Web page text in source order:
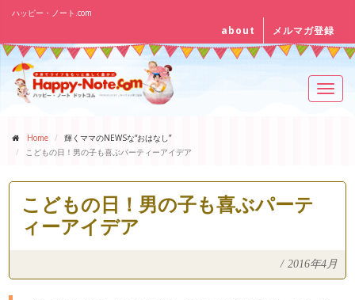
ハッピー・ノート.com
about メルマガ登録
Home
輝くママのNEWSな“おはなし”
こどもの日！男の子も喜ぶパーティーアイデア
こどもの日！男の子も喜ぶパーテ
ィーアイデア
/ 2016年4月